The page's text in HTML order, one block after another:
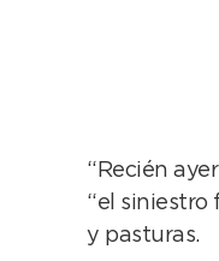
“Recién
“el siniestro
y pasturas.